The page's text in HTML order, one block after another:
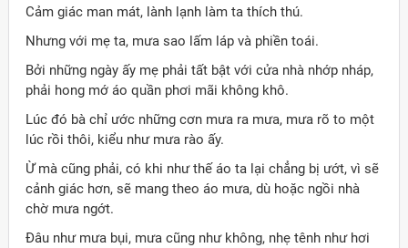
Cảm giác man mát, lành lạnh làm ta thích thú.
Nhưng với mẹ ta, mưa sao lấm láp và phiền toái.
Bởi những ngày ấy mẹ phải tất bật với cửa nhà nhớp nháp,
phải hong mớ áo quần phơi mãi không khô.
Lúc đó bà chỉ ước những cơn mưa ra mưa, mưa rõ to một
lúc rồi thôi, kiểu như mưa rào ấy.
Ừ mà cũng phải, có khi như thế áo ta lại chẳng bị ướt, vì sẽ
cảnh giác hơn, sẽ mang theo áo mưa, dù hoặc ngồi nhà
chờ mưa ngớt.
Đâu như mưa bụi, mưa cũng như không, nhẹ tênh như hơi